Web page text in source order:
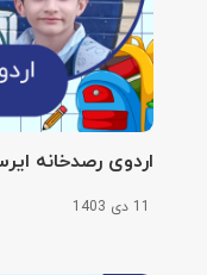
اردوی رصدخانه
11 دی 1403